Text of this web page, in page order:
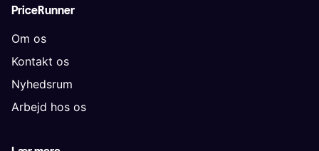
PriceRunner
Om os
Kontakt os
Nyhedsrum
Arbejd hos os